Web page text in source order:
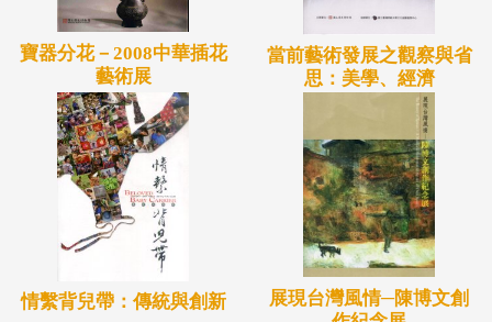
寶器分花－2008中華插花
藝術展
當前藝術發展之觀察與省
思：美學、經濟
情繫背兒帶：傳統與創新
展現台灣風情─陳博文創